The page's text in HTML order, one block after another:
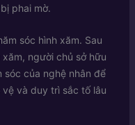
phai mờ.
sóc hình xăm. Sau
người chủ sở hữu
sóc của nghệ nhân để
và duy trì sắc tố lâu